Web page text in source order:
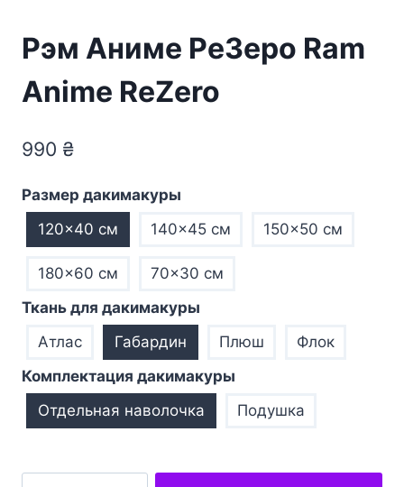
Рэм Аниме РеЗеро Ram
Anime ReZero
990 ₴
Размер дакимакуры
120×40 см
140×45 см 150×50 см
180×60 см
70×30 см
Ткань для дакимакуры
Атлас
Габардин Плюш
Флок
Комплектация дакимакуры
Отдельная наволочка
Подушка